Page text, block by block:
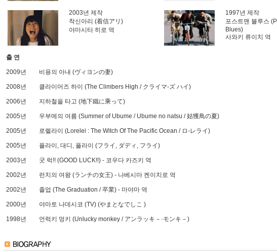
2003년 제작
착신아리 (着信アリ)
야마시타 히로 역
1997년 제작
포스트맨 블루스
Blues)
사와키 류이치 역
출 연
2009년 비용의 아내 (ヴィヨンの妻)
2008년 클라이머즈 하이 (The Climbers High / クライマ-ズ ハイ)
2006년 지하철을 타고 (地下鐵に乘って)
2005년 우부메의 여름 (Summer of Ubume / Ubume no natsu / 姑獲鳥の夏)
2005년 로렐라이 (Lorelei : The Witch Of The Pacific Ocean / ロ-レライ)
2005년 플라이, 대디, 플라이 (フライ, ダディ, フライ)
2003년 굿 럭!! (GOOD LUCK!!)- 코우다 카즈키 역
2002년 런치의 여왕 (ランチの女王)- 나베시마 켄이치로 역
2002년 졸업 (The Graduation / 卒業)- 마야마 역
2000년 야마토 나데시코 (TV) (やまとなでしこ )
1998년 언럭키 멍키 (Unlucky monkey / アンラッキ－·モンキ－)